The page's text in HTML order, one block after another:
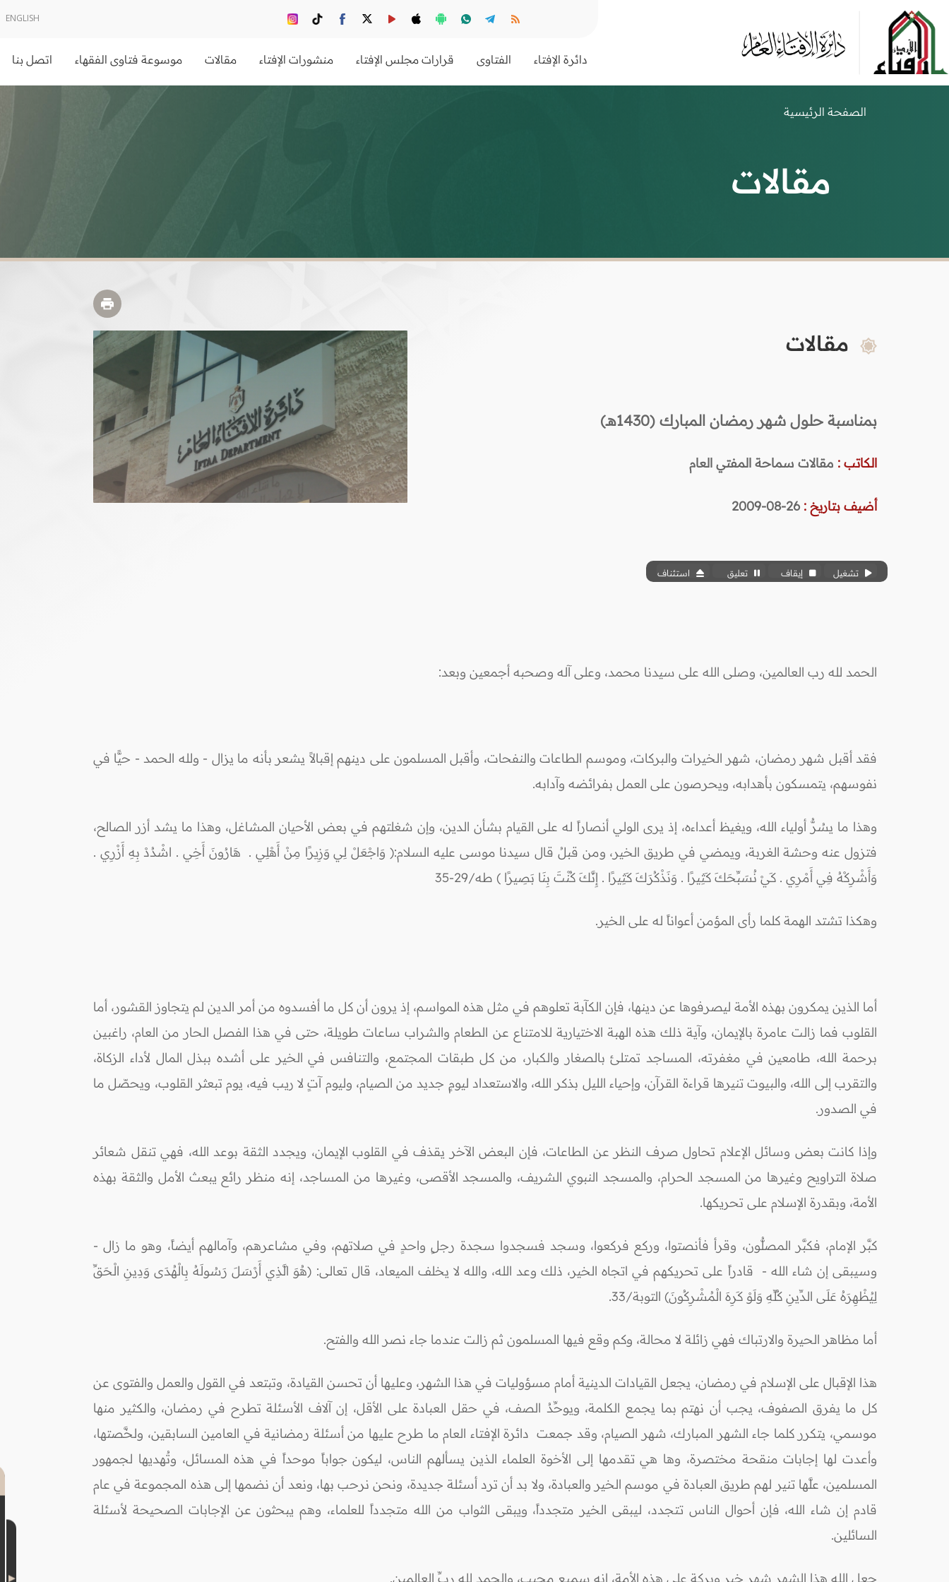
ENGLISH
دائرة الإفتاء الفتاوى قرارات مجلس الإفتاء منشورات الإفتاء مقالات موسوعة فتاوى الفقهاء اتصل بنا
الصفحة الرئيسية
مقالات
مقالات
بمناسبة حلول شهر رمضان المبارك (1430هـ)
الكاتب : مقالات سماحة المفتي العام
أضيف بتاريخ : 26-08-2009
تشغيل إيقاف تعليق استئناف
الحمد لله رب العالمين، وصلى الله على سيدنا محمد، وعلى آله وصحبه أجمعين وبعد:
فقد أقبل شهر رمضان، شهر الخيرات والبركات، وموسم الطاعات والنفحات، وأقبل المسلمون على دينهم إقبالاً يشعر بأنه ما يزال - ولله الحمد - حيًّا في
نفوسهم، يتمسكون بأهدابه، ويحرصون على العمل بفرائضه وآدابه.
وهذا ما يسُرُّ أولياء الله، ويغيظ أعداءه، إذ يرى الولي أنصاراً له على القيام بشأن الدين، وإن شغلتهم في بعض الأحيان المشاغل، وهذا ما يشد أزر الصالح،
فتزول عنه وحشة الغربة، ويمضي في طريق الخير، ومن قبلُ قال سيدنا موسى عليه السلام:( وَاجْعَلْ لِي وَزِيرًا مِنْ أَهْلِي . هَارُونَ أَخِي . اشْدُدْ بِهِ أَزْرِي .
وَأَشْرِكْهُ فِي أَمْرِي . كَيْ نُسَبِّحَكَ كَثِيرًا . وَنَذْكُرَكَ كَثِيرًا . إِنَّكَ كُنْتَ بِنَا بَصِيرًا ) طه/29-35
وهكذا تشتد الهمة كلما رأى المؤمن أعواناً له على الخير.
أما الذين يمكرون بهذه الأمة ليصرفوها عن دينها، فإن الكآبة تعلوهم في مثل هذه المواسم، إذ يرون أن كل ما أفسدوه من أمر الدين لم يتجاوز القشور، أما
القلوب فما زالت عامرة بالإيمان، وآية ذلك هذه الهبة الاختيارية للامتناع عن الطعام والشراب ساعات طويلة، حتى في هذا الفصل الحار من العام، راغبين
برحمة الله، طامعين في مغفرته، المساجد تمتلئ بالصغار والكبار، من كل طبقات المجتمع، والتنافس في الخير على أشده ببذل المال لأداء الزكاة،
والتقرب إلى الله، والبيوت تنيرها قراءة القرآن، وإحياء الليل بذكر الله، والاستعداد ليومٍ جديد من الصيام، وليوم آتٍ لا ريب فيه، يوم تبعثر القلوب، ويحصّل ما
في الصدور.
وإذا كانت بعض وسائل الإعلام تحاول صرف النظر عن الطاعات، فإن البعض الآخر يقذف في القلوب الإيمان، ويجدد الثقة بوعد الله، فهي تنقل شعائر
صلاة التراويح وغيرها من المسجد الحرام، والمسجد النبوي الشريف، والمسجد الأقصى، وغيرها من المساجد، إنه منظر رائع يبعث الأمل والثقة بهذه
الأمة، وبقدرة الإسلام على تحريكها.
كبَّر الإمام، فكبَّر المصلُّون، وقرأ فأنصتوا، وركع فركعوا، وسجد فسجدوا سجدة رجلٍ واحدٍ في صلاتهم، وفي مشاعرهم، وآمالهم أيضاً، وهو ما زال -
وسيبقى إن شاء الله - قادراً على تحريكهم في اتجاه الخير، ذلك وعد الله، والله لا يخلف الميعاد، قال تعالى: (هُوَ الَّذِي أَرْسَلَ رَسُولَهُ بِالْهُدَى وَدِينِ الْحَقِّ
لِيُظْهِرَهُ عَلَى الدِّينِ كُلِّهِ وَلَوْ كَرِهَ الْمُشْرِكُونَ) التوبة/33.
أما مظاهر الحيرة والارتباك فهي زائلة لا محالة، وكم وقع فيها المسلمون ثم زالت عندما جاء نصر الله والفتح.
هذا الإقبال على الإسلام في رمضان، يجعل القيادات الدينية أمام مسؤوليات في هذا الشهر، وعليها أن تحسن القيادة، وتبتعد في القول والعمل والفتوى عن
كل ما يفرق الصفوف، يجب أن نهتم بما يجمع الكلمة، ويوحِّدُ الصف، في حقل العبادة على الأقل، إن آلاف الأسئلة تطرح في رمضان، والكثير منها
موسمي، يتكرر كلما جاء الشهر المبارك، شهر الصيام، وقد جمعت دائرة الإفتاء العام ما طرح عليها من أسئلة رمضانية في العامين السابقين، ولخَّصتها،
وأعدت لها إجابات منقحة مختصرة، وها هي تقدمها إلى الأخوة العلماء الذين يسألهم الناس، ليكون جواباً موحداً في هذه المسائل، وتُهديها لجمهور
المسلمين، علَّها تنير لهم طريق العبادة في موسم الخير والعبادة، ولا بد أن ترد أسئلة جديدة، ونحن نرحب بها، ونعد أن نضمها إلى هذه المجموعة في عام
قادم إن شاء الله، فإن أحوال الناس تتجدد، ليبقى الخير متجدداً، ويبقى الثواب من الله متجدداً للعلماء، وهم يبحثون عن الإجابات الصحيحة لأسئلة
السائلين.
جعل الله هذا الشهر شهر خير وبركة على هذه الأمة، إنه سميع مجيب، والحمد لله ربِّ العالمين.